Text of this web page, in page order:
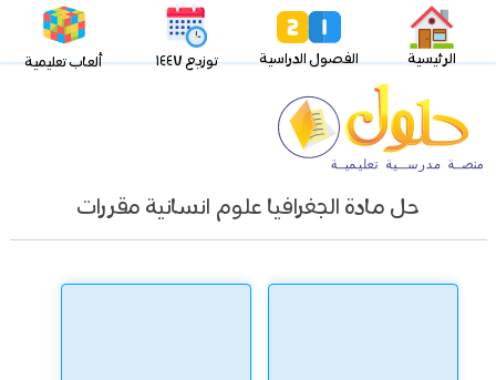
الرئيسية الفصول الدراسية توزيع ١٤٤٧ ألعاب تعليمية
حل مادة الجغرافيا علوم انسانية مقررات